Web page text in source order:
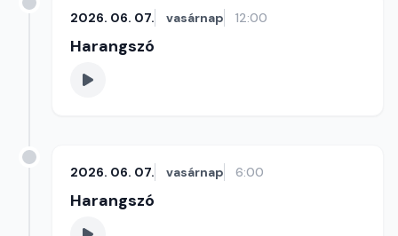
2026. 06. 07. vasárnap 12:00
Harangszó
2026. 06. 07. vasárnap 6:00
Harangszó